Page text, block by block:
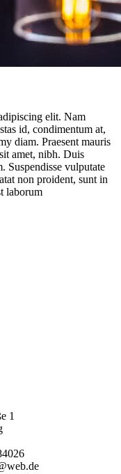
elit. Nam
id, condimentum at,
diam. Praesent mauris
amet, nibh. Duis
Suspendisse vulputate
non proident, sunt in
laborum
1